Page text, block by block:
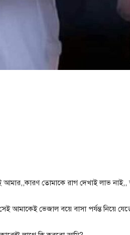
আমার,,কারণ তোমাকে রাগ দেখাই লাভ
আমাকেই ভেজাল বয়ে বাসা পর্যন্ত নিয়ে